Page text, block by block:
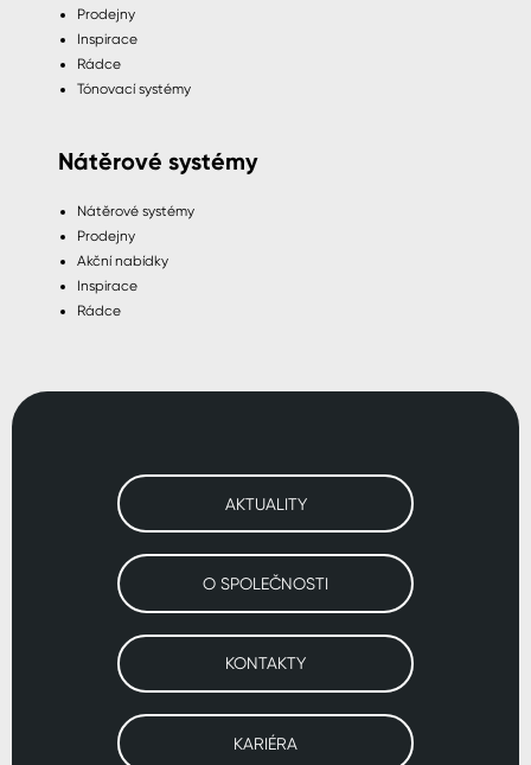
Prodejny
Inspirace
Rádce
Tónovací systémy
Nátěrové systémy
Nátěrové systémy
Prodejny
Akční nabídky
Inspirace
Rádce
AKTUALITY
O SPOLEČNOSTI
KONTAKTY
KARIÉRA